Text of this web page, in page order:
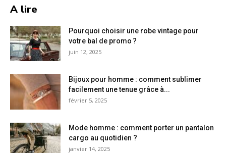
A lire
Pourquoi choisir une robe vintage pour
votre bal de promo ?
juin 12, 2025
Bijoux pour homme : comment sublimer
facilement une tenue grâce à...
février 5, 2025
Mode homme : comment porter un pantalon
cargo au quotidien ?
janvier 14, 2025